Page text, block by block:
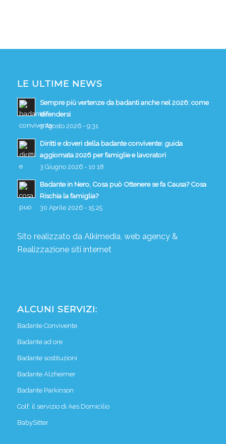
LE ULTIME NEWS
Sempre più vertenze da badanti anche nel 2026: come
difendersi
3 Agosto 2026 - 9:31
Diritti e doveri della badante convivente: guida
aggiornata 2026 per famiglie e lavoratori
3 Giugno 2026 - 10:18
Badante in Nero, Cosa può Ottenere se fa Causa? Cosa
Rischia la famiglia?
30 Aprile 2026 - 15:25
Sito realizzato da Alkimedia, web agency&
Realizzazione siti internet
ALCUNI SERVIZI:
Badante Convivente
Badante ad ore
Badante sostituzioni
Badante Alzheimer
Badante Parkinson
Colf: il servizio di Aes Domicilio
BabySitter